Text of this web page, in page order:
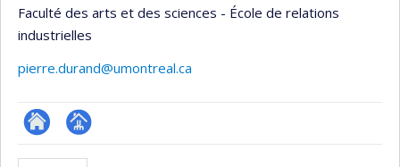
Faculté des arts et des sciences - École de relations
industrielles
pierre.durand@umontreal.ca
ResearchGate
Page